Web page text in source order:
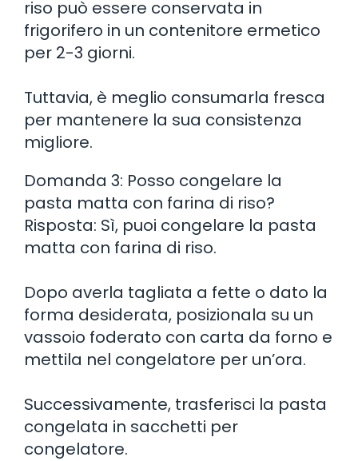
riso può essere conservata in
frigorifero in un contenitore ermetico
per 2-3 giorni.
Tuttavia, è meglio consumarla fresca
per mantenere la sua consistenza
migliore.
Domanda 3: Posso congelare la
pasta matta con farina di riso?
Risposta: Sì, puoi congelare la pasta
matta con farina di riso.
Dopo averla tagliata a fette o dato la
forma desiderata, posizionala su un
vassoio foderato con carta da forno e
mettila nel congelatore per un’ora.
Successivamente, trasferisci la pasta
congelata in sacchetti per
congelatore.